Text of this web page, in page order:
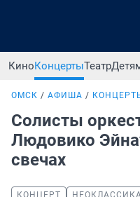
КиноКонцертыТеатр
ОМСК АФИША
Солисты
Людовико
свечах
КОНЦЕРТ